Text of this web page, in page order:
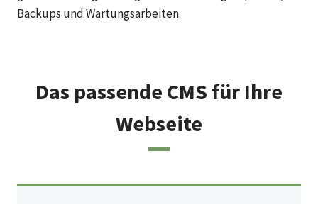
Backups und Wartungsarbeiten.
Das passende CMS für Ihre
Webseite